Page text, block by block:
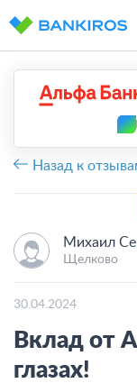
Назад к
Михаил
Щелково
30.04.2024
Вклад от
глазах!